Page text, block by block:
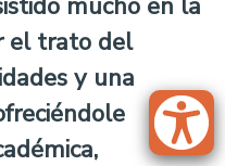
el trato del
y una